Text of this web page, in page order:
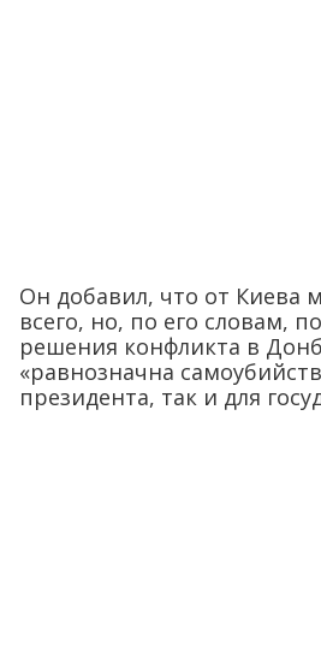
Он добавил, что от Киева
всего, но, по его словам,
решения конфликта в
«равнозначна
президента, так и для